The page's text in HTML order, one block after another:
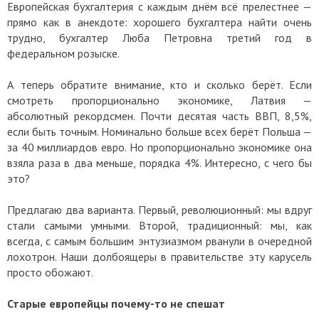
Европейская бухгалтерия с каждым днём всё прелестнее —
прямо как в анекдоте: хорошего бухгалтера найти очень
трудно, бухгалтер Люба Петровна третий год в
федеральном розыске.
А теперь обратите внимание, кто и сколько берёт. Если
смотреть пропорционально экономике, Латвия —
абсолютный рекордсмен. Почти десятая часть ВВП, 8,5%,
если быть точным. Номинально больше всех берёт Польша —
за 40 миллиардов евро. Но пропорционально экономике она
взяла раза в два меньше, порядка 4%. Интересно, с чего бы
это?
Предлагаю два варианта. Первый, революционный: мы вдруг
стали самыми умными. Второй, традиционный: мы, как
всегда, с самым большим энтузиазмом рванули в очередной
лохотрон. Наши долбоящеры в правительстве эту карусель
просто обожают.
Старые европейцы почему-то не спешат